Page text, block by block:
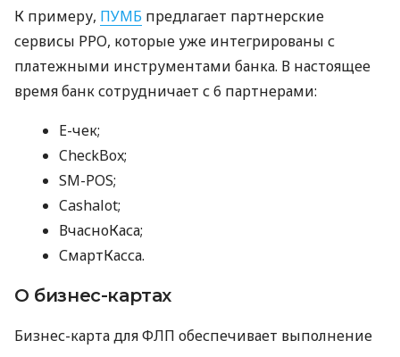
К примеру, ПУМБ предлагает партнерские
сервисы РРО, которые уже интегрированы с
платежными инструментами банка. В настоящее
время банк сотрудничает с 6 партнерами:
E-чек;
CheckBox;
SM-POS;
Cashalot;
ВчасноКаса;
СмартКасса.
О бизнес-картах
Бизнес-карта для ФЛП обеспечивает выполнение